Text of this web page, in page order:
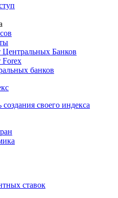
Банков
Forex
банков
своего индекса
ставок